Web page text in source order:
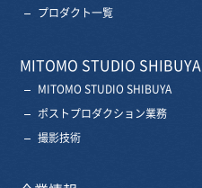
プロダクト一覧
MITOMO STUDIO SHIBUYA
MITOMO STUDIO SHIBUYA
ポストプロダクション業務
撮影技術